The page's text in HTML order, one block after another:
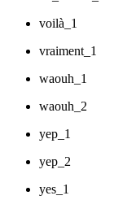
voilà_1
vraiment_1
waouh_1
waouh_2
yep_1
yep_2
yes_1